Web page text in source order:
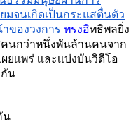
จนเกิดเป็นกระแสตื่นตัว
ของวงการ ทรงอิทธิพลยิ่ง
นกว่าหนึ่งพันล้านคนจาก
เพร่ เเละเเบ่งบันวิดีโอ
กัน
น